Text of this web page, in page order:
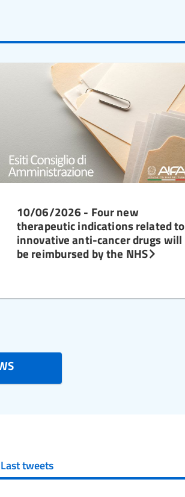
10/06/2026 - Four new
therapeutic indications related to
innovative anti-cancer drugs will
be reimbursed by the NHS
Last tweets